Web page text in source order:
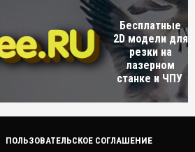
Бесплатные
2D модели для
резки на
лазерном
станке и ЧПУ
ПОЛЬЗОВАТЕЛЬСКОЕ СОГЛАШЕНИЕ